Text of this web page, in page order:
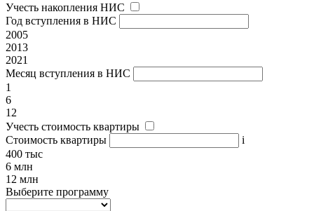
Учесть накопления НИС
Год вступления в НИС
2005
2013
2021
Месяц вступления в НИС
1
6
12
Учесть стоимость квартиры
Стоимость квартиры
i
400 тыс
6 млн
12 млн
Выберите программу